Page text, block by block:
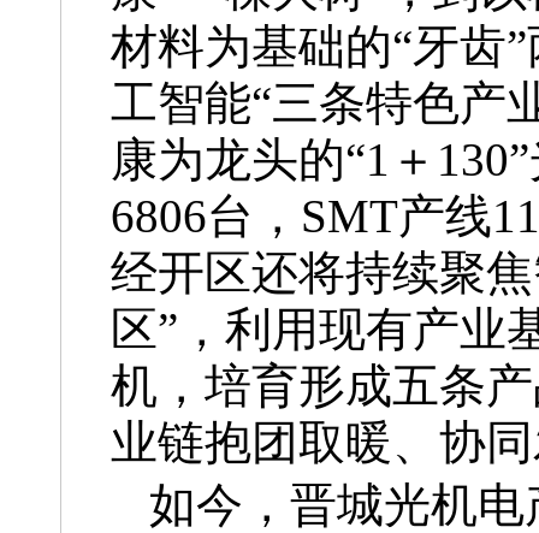
材料为基础的“牙齿
工智能“三条特色产
康为龙头的“1＋
6806台，SMT产线
经开区还将持续聚
区”，利用现有产业
机，培育形成五条
业链抱团取暖、协
如今，晋城光机